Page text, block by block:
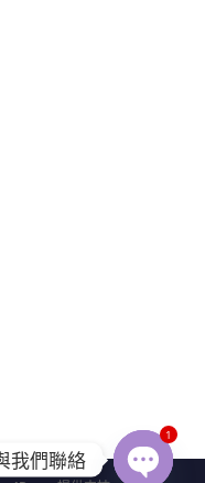
我們聯絡
1